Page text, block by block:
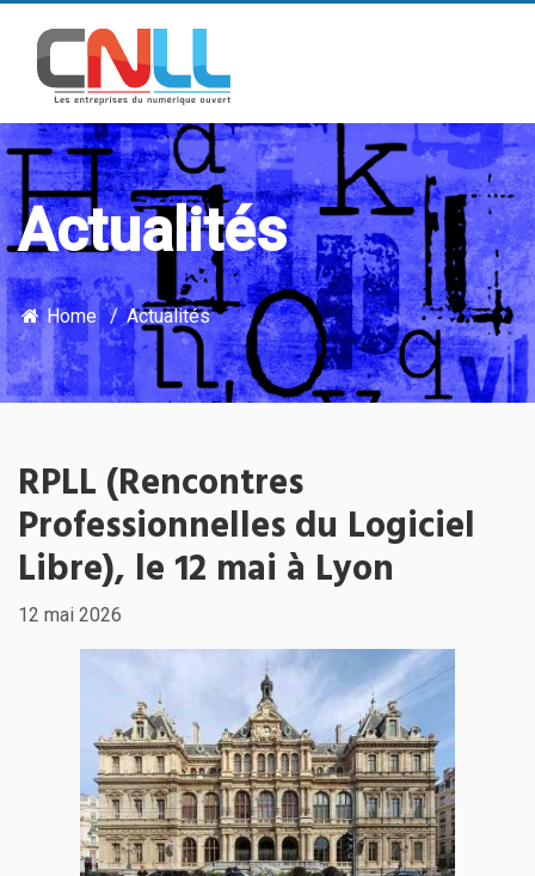
Actualités
Home Actualités
RPLL (Rencontres
Professionnelles du Logiciel
Libre), le 12 mai à Lyon
12 mai 2026